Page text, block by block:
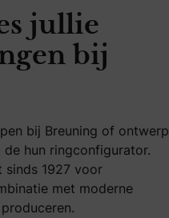
jullie
bij
bij Breuning of ontwerp
hun ringconfigurator.
sinds 1927 voor
met moderne